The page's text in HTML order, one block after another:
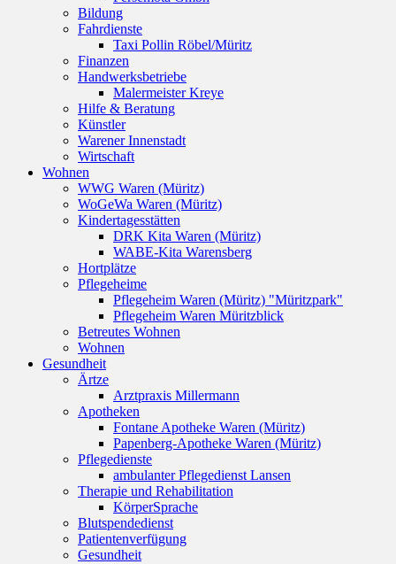
Bildung
Fahrdienste
Taxi Pollin Röbel/Müritz
Finanzen
Handwerksbetriebe
Malermeister Kreye
Hilfe & Beratung
Künstler
Warener Innenstadt
Wirtschaft
Wohnen
WWG Waren (Müritz)
WoGeWa Waren (Müritz)
Kindertagesstätten
DRK Kita Waren (Müritz)
WABE-Kita Warensberg
Hortplätze
Pflegeheime
Pflegeheim Waren (Müritz) "Müritzpark"
Pflegeheim Waren Müritzblick
Betreutes Wohnen
Wohnen
Gesundheit
Ärtze
Arztpraxis Millermann
Apotheken
Fontane Apotheke Waren (Müritz)
Papenberg-Apotheke Waren (Müritz)
Pflegedienste
ambulanter Pflegedienst Lansen
Therapie und Rehabilitation
KörperSprache
Blutspendedienst
Patientenverfügung
Gesundheit